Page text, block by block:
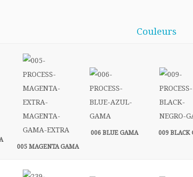
Couleurs
005 MAGENTA GAMA
006 BLUE GAMA 009 BLACK